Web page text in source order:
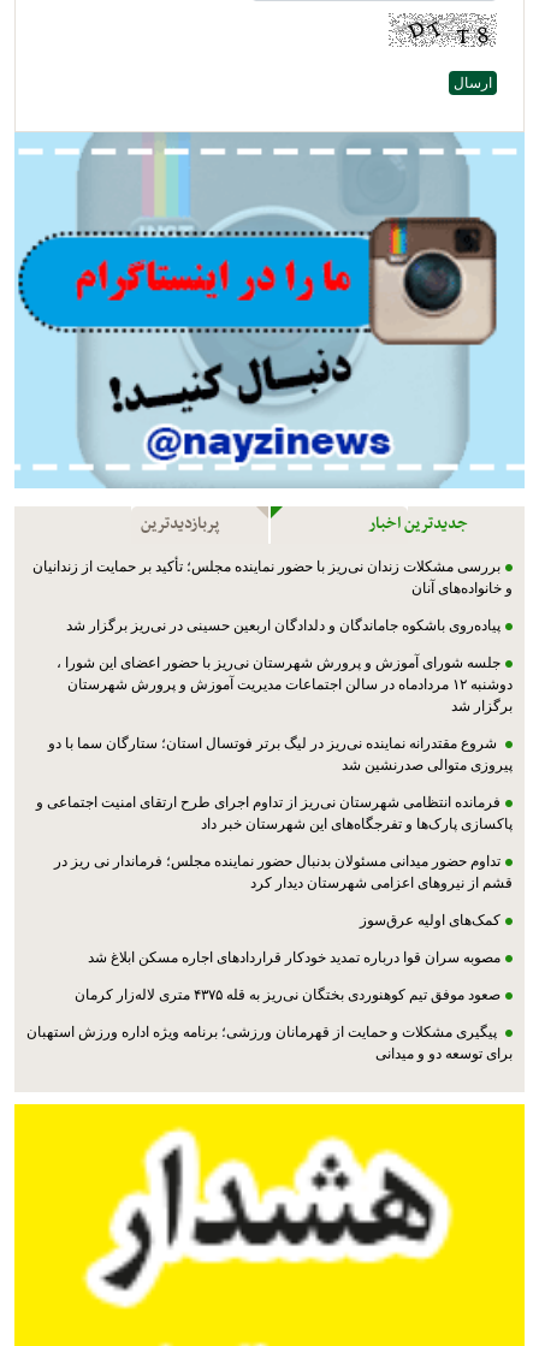
جدیدترین اخبار پربازدیدترین
بررسی مشکلات زندان نی‌ریز با حضور نماینده مجلس؛ تأکید بر حمایت از زندانیان
و خانواده‌های آنان
پیاده‌روی باشکوه جاماندگان و دلدادگان اربعین حسینی در نی‌ریز برگزار شد
جلسه شورای آموزش و پرورش شهرستان نی‌ریز با حضور اعضای این شورا ،
دوشنبه ۱۲ مردادماه در سالن اجتماعات مدیریت آموزش و پرورش شهرستان
برگزار شد
شروع مقتدرانه نماینده نی‌ریز در لیگ برتر فوتسال استان؛ ستارگان سما با دو
پیروزی متوالی صدرنشین شد
فرمانده انتظامی شهرستان نی‌ریز از تداوم اجرای طرح ارتقای امنیت اجتماعی و
پاکسازی پارک‌ها و تفرجگاه‌های این شهرستان خبر داد
تداوم حضور میدانی مسئولان بدنبال حضور نماینده مجلس؛ فرماندار نی ریز در
قشم از نیروهای اعزامی شهرستان دیدار کرد
کمک‌های اولیه عرق‌سوز
مصوبه سران قوا درباره تمدید خودکار قراردادهای اجاره مسکن ابلاغ شد
صعود موفق تیم کوهنوردی بختگان نی‌ریز به قله ۴۳۷۵ متری لاله‌زار کرمان
پیگیری مشکلات و حمایت از قهرمانان ورزشی؛ برنامه ویژه اداره ورزش استهبان
برای توسعه دو و میدانی